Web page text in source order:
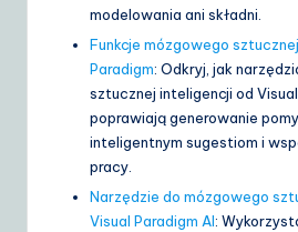
modelowania ani składni.
Funkcje mózgowego
Paradigm: Odkryj, jak
sztucznej inteligencji od
poprawiają generowanie
inteligentnym sugestiom i
pracy.
Narzędzie do mózgowego
Visual Paradigm AI: